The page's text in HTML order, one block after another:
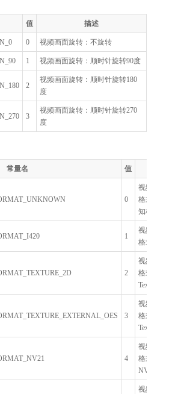
值 描述
0 视频画面旋转：不旋转
1 视频画面旋转：顺时针旋转90度
2
视频画面旋转：顺时针旋转180
度
3
视频画面旋转：顺时针旋转270
度
常量名 值
0
视频像素
格式：未
知格式
1
视频像素
格式：
2
视频像素
格式：
Texture2D
3
视频像素
格式：
4
视频像素
格式：
NV21
视频像素